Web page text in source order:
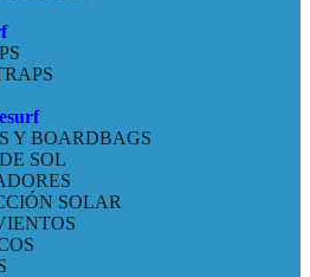
Y BOARDBAGS
SOL
SOLAR